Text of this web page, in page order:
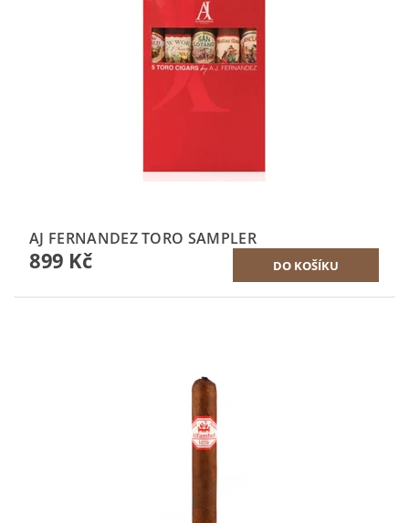
AJ FERNANDEZ TORO SAMPLER
899 Kč